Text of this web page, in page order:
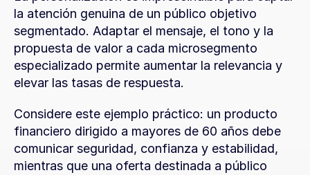
la atención genuina de un público objetivo
segmentado. Adaptar el mensaje, el tono y la
propuesta de valor a cada microsegmento
especializado permite aumentar la relevancia y
elevar las tasas de respuesta.
Considere este ejemplo práctico: un producto
financiero dirigido a mayores de 60 años debe
comunicar seguridad, confianza y estabilidad,
mientras que una oferta destinada a público